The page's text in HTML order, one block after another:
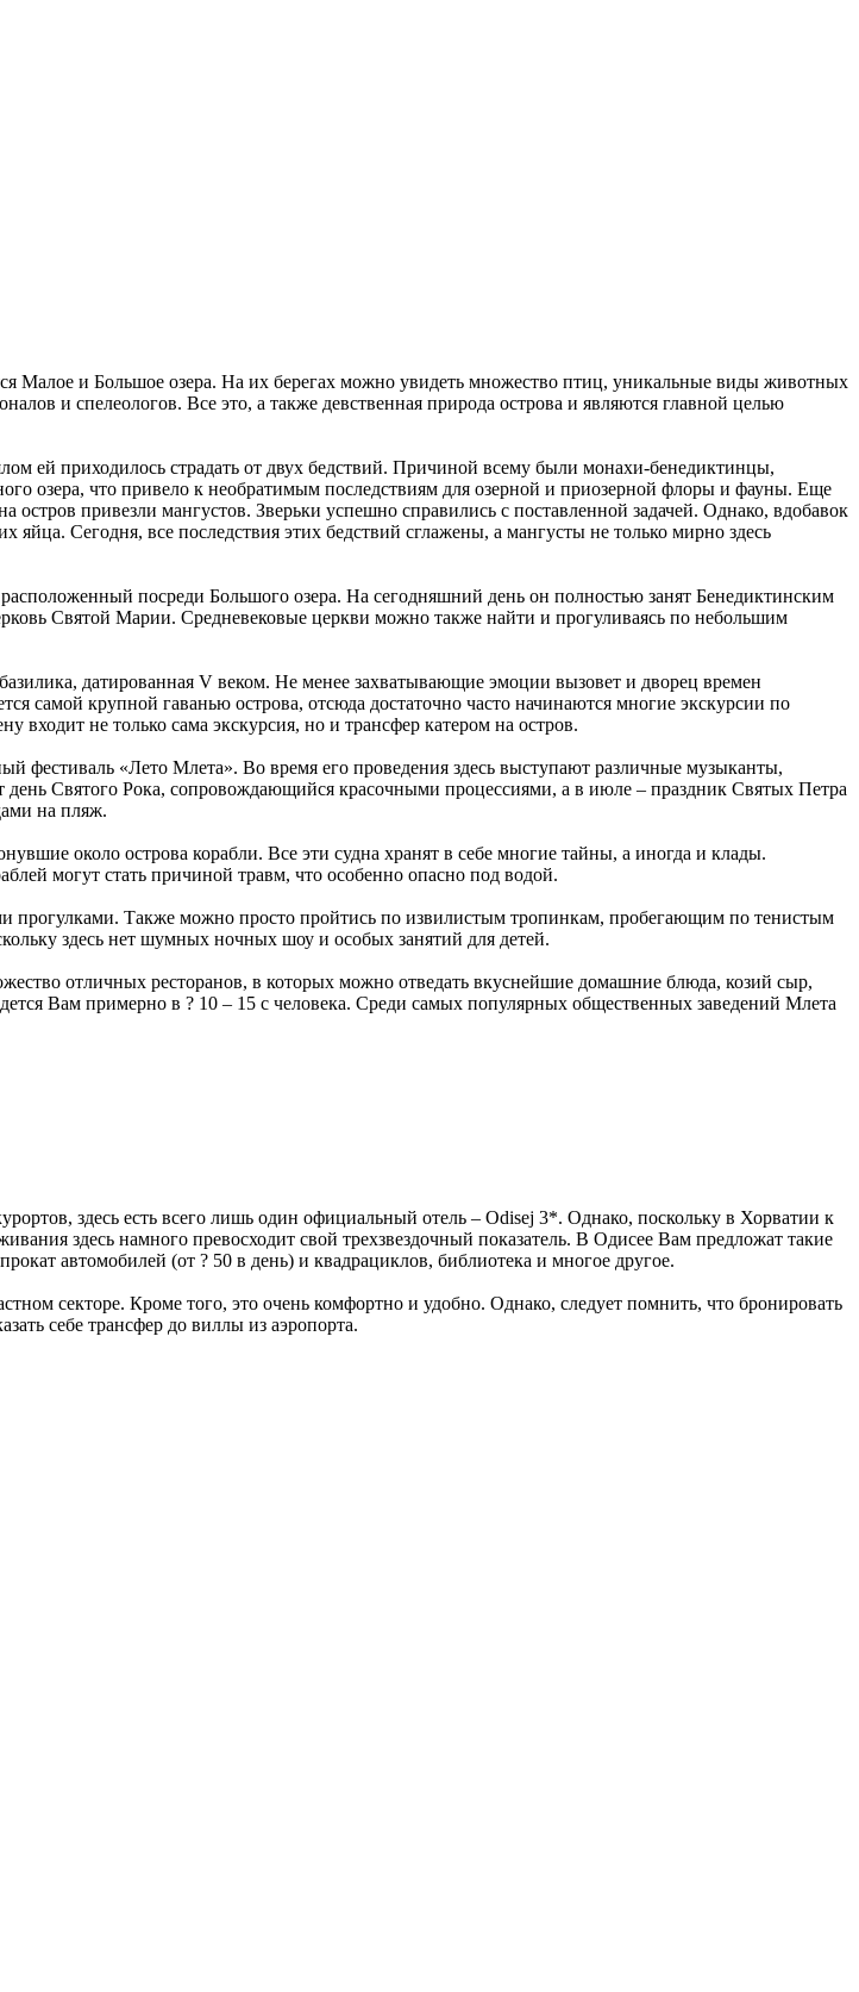
Малое и Большое озера. На их берегах можно увидеть множество птиц, уникальные виды животных
и спелеологов. Все это, а также девственная природа острова и являются главной целью
ей приходилось страдать от двух бедствий. Причиной всему были монахи-бенедиктинцы,
озера, что привело к необратимым последствиям для озерной и приозерной флоры и фауны. Еще
привезли мангустов. Зверьки успешно справились с поставленной задачей. Однако, вдобавок
Сегодня, все последствия этих бедствий сглажены, а мангусты не только мирно здесь
посреди Большого озера. На сегодняшний день он полностью занят Бенедиктинским
Святой Марии. Средневековые церкви можно также найти и прогуливаясь по небольшим
датированная V веком. Не менее захватывающие эмоции вызовет и дворец времен
самой крупной гаванью острова, отсюда достаточно часто начинаются многие экскурсии по
входит не только сама экскурсия, но и трансфер катером на остров.
фестиваль «Лето Млета». Во время его проведения здесь выступают различные музыканты,
Святого Рока, сопровождающийся красочными процессиями, а в июле – праздник Святых Петра
на пляж.
около острова корабли. Все эти судна хранят в себе многие тайны, а иногда и клады.
могут стать причиной травм, что особенно опасно под водой.
прогулками. Также можно просто пройтись по извилистым тропинкам, пробегающим по тенистым
здесь нет шумных ночных шоу и особых занятий для детей.
отличных ресторанов, в которых можно отведать вкуснейшие домашние блюда, козий сыр,
Вам примерно в ? 10 – 15 с человека. Среди самых популярных общественных заведений Млета
здесь есть всего лишь один официальный отель – Odisej 3*. Однако, поскольку в Хорватии к
здесь намного превосходит свой трехзвездочный показатель. В Одисее Вам предложат такие
автомобилей (от ? 50 в день) и квадрациклов, библиотека и многое другое.
секторе. Кроме того, это очень комфортно и удобно. Однако, следует помнить, что бронировать
себе трансфер до виллы из аэропорта.